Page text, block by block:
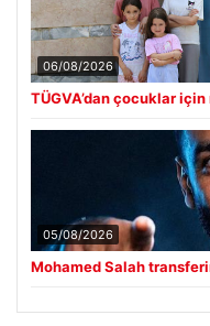
06/08/2026
TÜGVA’dan çocuklar
05/08/2026
Mohamed Salah